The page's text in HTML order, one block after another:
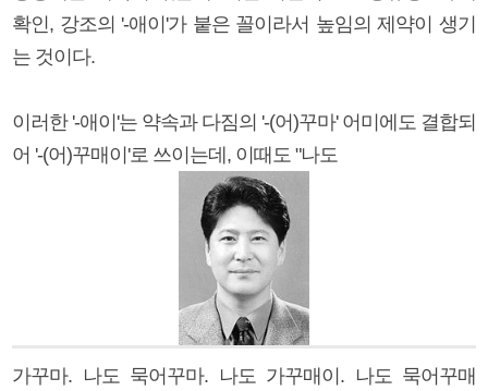
확인, 강조의 '-애이'가 붙은 꼴이라서 높임의 제약이 생기
는 것이다.
이러한 '-애이'는 약속과 다짐의 '-(어)꾸마' 어미에도 결합되
어 '-(어)꾸매이'로 쓰이는데, 이때도 "나도
가꾸마. 나도 묵어꾸마. 나도 가꾸매이. 나도 묵어꾸매